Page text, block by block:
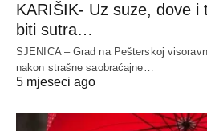
KARIŠIK- Uz suze, dove i
biti sutra…
SJENICA – Grad na Pešterskoj
nakon strašne saobraćajne…
5 mjeseci ago